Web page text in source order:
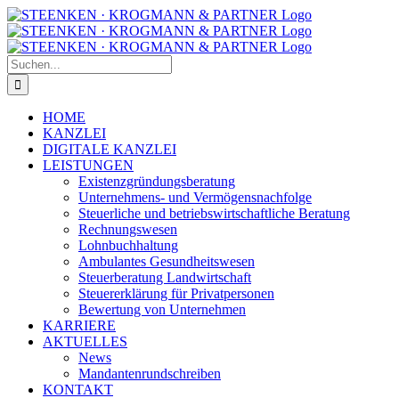
Zum
Inhalt
springen
Facebook
Instagram
Suche
nach:
HOME
KANZLEI
DIGITALE KANZLEI
LEISTUNGEN
Existenzgründungsberatung
Unternehmens- und Vermögensnachfolge
Steuerliche und betriebswirtschaftliche Beratung
Rechnungswesen
Lohnbuchhaltung
Ambulantes Gesundheitswesen
Steuerberatung Landwirtschaft
Steuererklärung für Privatpersonen
Bewertung von Unternehmen
KARRIERE
AKTUELLES
News
Mandantenrundschreiben
KONTAKT